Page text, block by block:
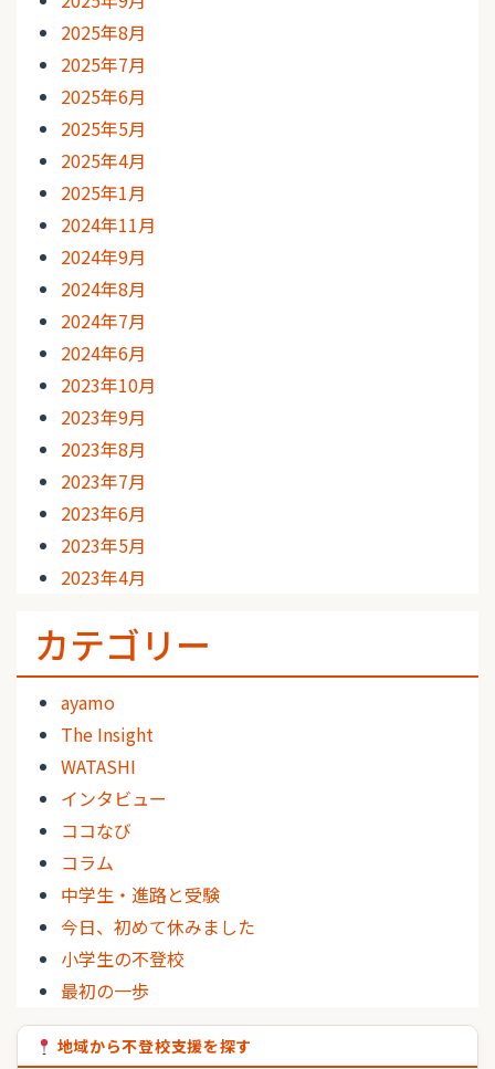
2025年8月
2025年7月
2025年6月
2025年5月
2025年4月
2025年1月
2024年11月
2024年9月
2024年8月
2024年7月
2024年6月
2023年10月
2023年9月
2023年8月
2023年7月
2023年6月
2023年5月
2023年4月
カテゴリー
ayamo
The Insight
WATASHI
インタビュー
ココなび
コラム
中学生・進路と受験
今日、初めて休みました
小学生の不登校
最初の一歩
地域から不登校支援を探す